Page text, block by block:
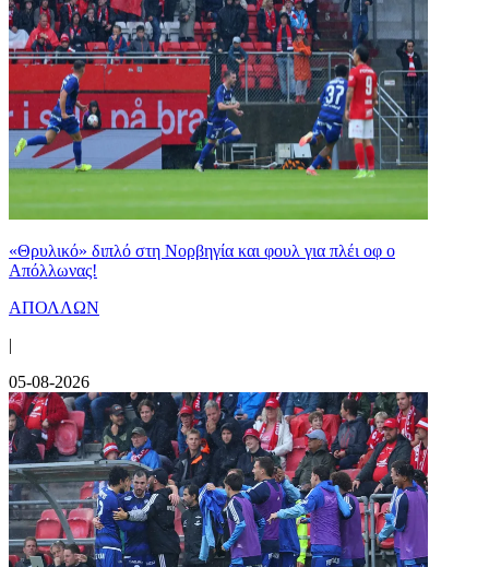
«Θρυλικό» διπλό στη Νορβηγία και φουλ για πλέι οφ ο
Απόλλωνας!
ΑΠΟΛΛΩΝ
|
05-08-2026